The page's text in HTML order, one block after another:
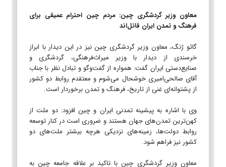
معاون وزیر گردشگری چین: مردم چین احترام عمیقی برای
فرهنگ و تمدن ایران قائل‌اند
گائو ژنگ، معاون وزیر گردشگری چین نیز در این دیدار با ابراز
خرسندی از دیدار با وزیر میراث‌فرهنگی، گردشگری و
صنایع‌دستی ایران گفت: همواره از گفت‌وگو و تبادل نظر با جناب
آقای صالحی‌امیری خوشحال می‌شوم و معتقدم روابط دو کشور
از پشتوانه‌ای غنی از تاریخ، فرهنگ و تمدن برخوردار است.
وی با اشاره به پیشینه تمدنی ایران و چین افزود: دو ملت از
کهن‌ترین تمدن‌های جهان هستند و ضروری است در کنار توسعه
روابط دولت‌ها، زمینه‌های نزدیکی هرچه بیشتر ملت‌های دو
کشور نیز فراهم شود.
معاون وزیر گردشگری چین با تاکید بر علاقه جامعه چین به